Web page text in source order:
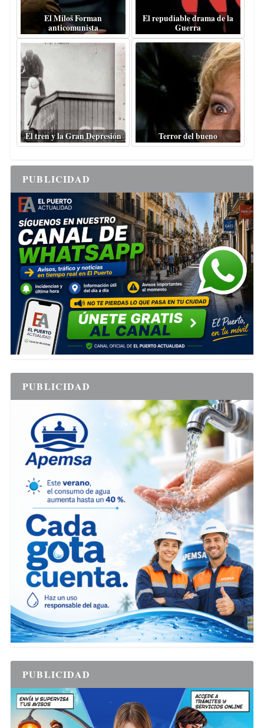
El Miloš Forman
anticomunista
El repudiable drama de la
Guerra
El tren y la Gran Depresión Terror del bueno
PUBLICIDAD
PUBLICIDAD
PUBLICIDAD